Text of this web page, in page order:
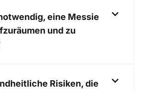
eine Messie
und zu
Risiken, die